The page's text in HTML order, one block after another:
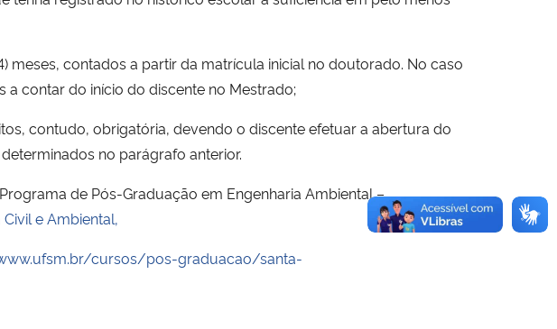
contados a partir da matrícula inicial no doutorado. No caso
contar do início do discente no Mestrado;
contudo, obrigatória, devendo o discente efetuar a abertura do
no parágrafo anterior.
de Pós-Graduação em Engenharia Ambiental –
e Ambiental,
cursos/pos-graduacao/santa-